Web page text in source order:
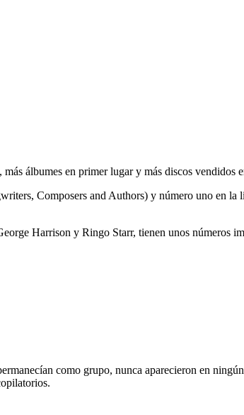
álbumes en primer lugar y más discos vendidos
Composers and Authors) y número uno en la
Harrison y Ringo Starr, tienen unos números
como grupo, nunca aparecieron en